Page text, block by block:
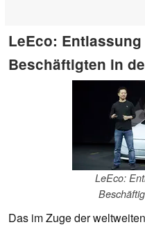
LeEco:
Beschäftigten in
LeEco:
Das im Zuge der